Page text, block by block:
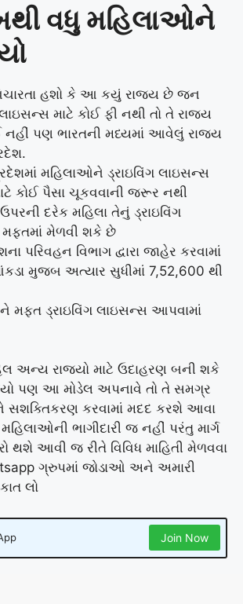
વધુ મહિલાઓને
હશો કે આ કયું રાજ્ય છે જન
લાઇસન્સ માટે કોઈ ફી નથી તો તે રાજ્ય
નહીં પણ ભારતની મધ્યમાં આવેલું રાજ્ય
મહિલાઓને ડ્રાઇવિંગ લાઇસન્સ
કોઈ પૈસા ચૂકવવાની જરૂર નથી
ઉપરની દરેક મહિલા તેનું ડ્રાઇવિંગ
મેળવી શકે છે
પરિવહન વિભાગ દ્વારા જાહેર કરવામાં
મુજબ અત્યાર સુધીમાં 7,52,600 થી
મફત ડ્રાઇવિંગ લાઇસન્સ આપવામાં
અન્ય રાજ્યો માટે ઉદાહરણ બની શકે
પણ આ મોડેલ અપનાવે તો તે સમગ્ર
સશક્તિકરણ કરવામાં મદદ કરશે આવા
ભાગીદારી જ નહીં પરંતુ માર્ગ
થશે આવી જ રીતે વિવિધ માહિતી મેળવવા
ગ્રુપમાં જોડાઓ અને અમારી
લો
Join Now